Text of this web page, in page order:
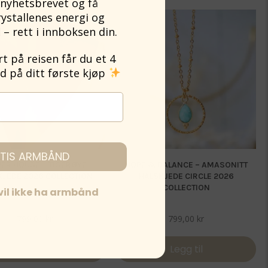
HOPE & BALANCE – AMASONITT
HALSKJEDE CIRCLE 2026
COLLECTION
799,00 kr
Legg til
energi og
rett i innboksen din.
på reisen får du et 4
på ditt første kjøp
ARMBÅND
ikke ha armbånd